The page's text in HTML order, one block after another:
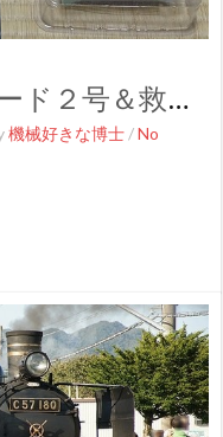
【製作記】サンダーバード２号＆救助メカ 第３０号
機械好きな博士 /No